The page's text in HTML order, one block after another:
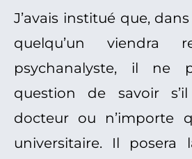
J’avais institué que,
quelqu’un viendra
psychanalyste, il ne
question de savoir
docteur ou n’importe
universitaire. Il posera